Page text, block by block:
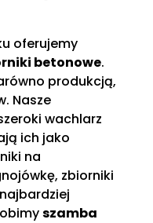
oferujemy
betonowe.
produkcją,
Nasze
wachlarz
ich jako
na
zbiorniki
szamba